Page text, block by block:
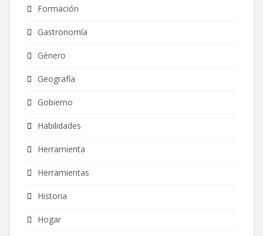
Formación
Gastronomía
Género
Geografía
Gobierno
Habilidades
Herramienta
Herramientas
Historia
Hogar